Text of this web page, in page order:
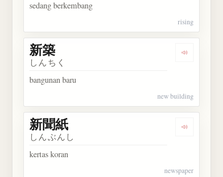
sedang berkembang
rising
Dengarkan
新築
しんちく
bangunan baru
new building
Dengarkan
新聞紙
しんぶんし
kertas koran
newspaper